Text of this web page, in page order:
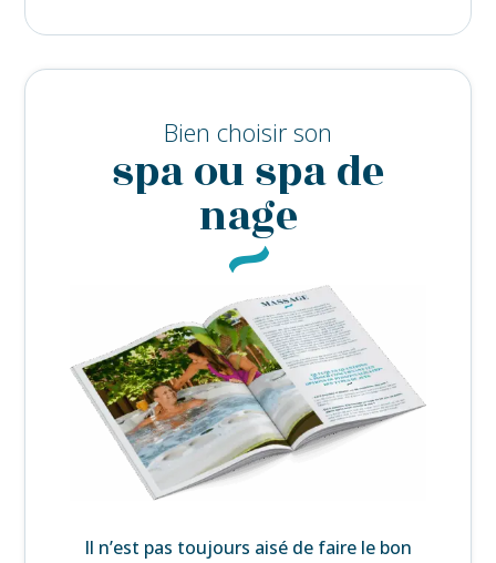
Bien choisir son
spa ou spa de
nage
Il n’est pas toujours aisé de faire le bon